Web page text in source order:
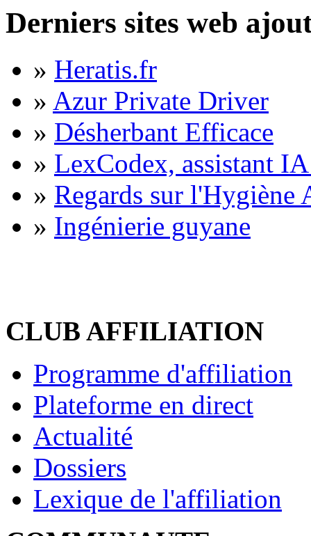
Derniers sites web
» Heratis.fr
» Azur Private Driver
» Désherbant Efficace
» LexCodex, assistant
» Regards sur l'Hygiène
» Ingénierie guyane
CLUB AFFILIATION
Programme d'affiliation
Plateforme en direct
Actualité
Dossiers
Lexique de l'affiliation